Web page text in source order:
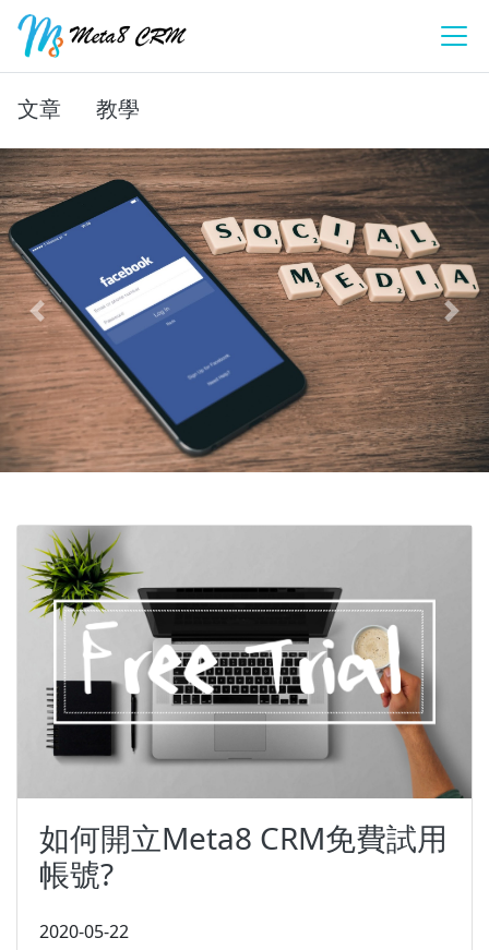
文章 教學
Previous Next
如何開立Meta8 CRM免費試用
帳號?
2020-05-22